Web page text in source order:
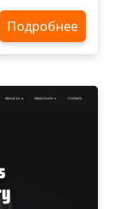
Подробнее